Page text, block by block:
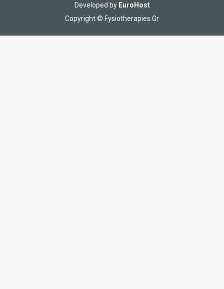
Developed by EuroHost
Copyright © Fysiotherapies.Gr